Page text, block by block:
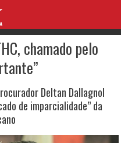
chamado pelo
Deltan Dallagnol
de imparcialidade” da